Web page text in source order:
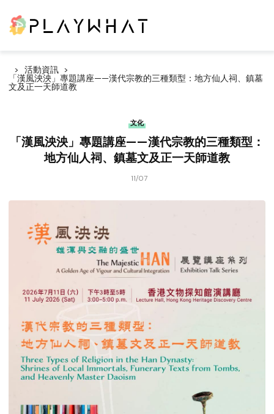
活動資訊
「漢風泱泱」專題講座——漢代宗教的三種類型：地方仙人祠、鎮墓
文及正一天師道教
文化
「漢風泱泱」專題講座——漢代宗教的三種類型：
地方仙人祠、鎮墓文及正一天師道教
11/07